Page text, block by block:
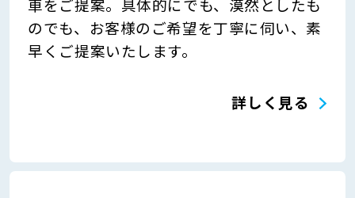
のでも、お客様のご希望を丁寧に伺い、素
早くご提案いたします。
詳しく見る